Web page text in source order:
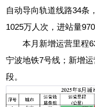
自动导向轨道线路34条
1025万人次，进站量970
本月新增运营里程
宁波地铁7号线；新增
段。